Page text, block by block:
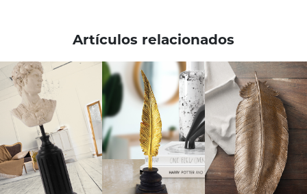
Artículos relacionados